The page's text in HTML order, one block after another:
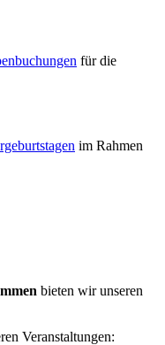
für die
im Rahmen
bieten wir unseren
Veranstaltungen: